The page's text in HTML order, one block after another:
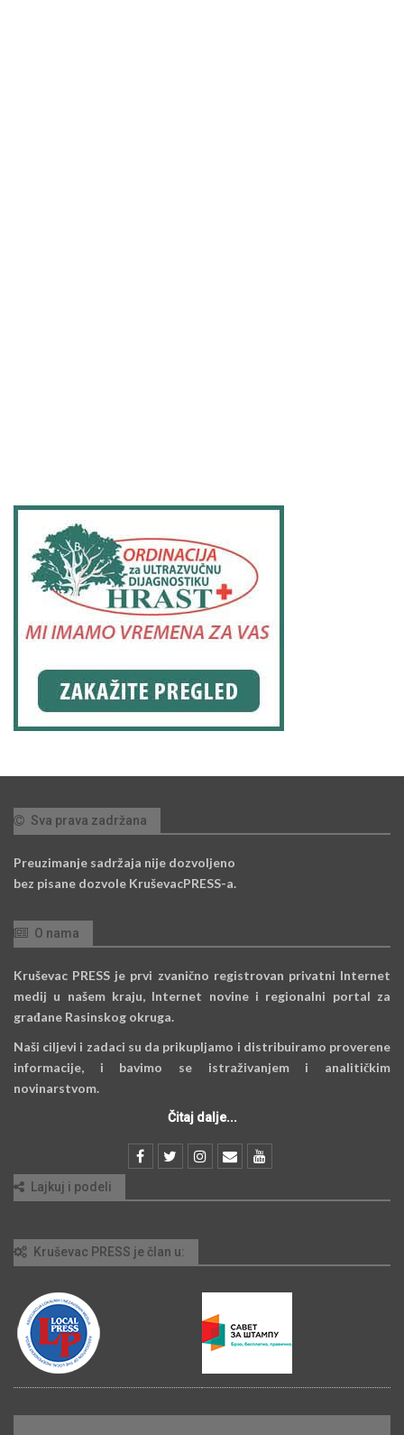
Sva prava zadržana
Preuzimanje sadržaja nije dozvoljeno
bez pisane dozvole KruševacPRESS-a.
O nama
Kruševac PRESS je prvi zvanično registrovan privatni Internet
medij u našem kraju, Internet novine i regionalni portal za
građane Rasinskog okruga.
Naši ciljevi i zadaci su da prikupljamo i distribuiramo proverene
informacije, i bavimo se istraživanjem i analitičkim
novinarstvom.
Čitaj dalje...
Lajkuj i podeli
Kruševac PRESS je član u: